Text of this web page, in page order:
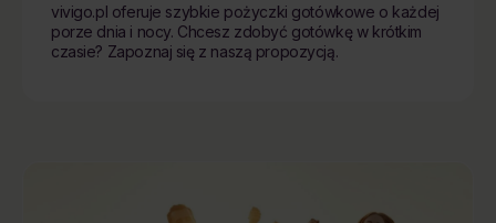
vivigo.pl oferuje szybkie pożyczki gotówkowe o każdej
porze dnia i nocy. Chcesz zdobyć gotówkę w krótkim
czasie? Zapoznaj się z naszą propozycją.